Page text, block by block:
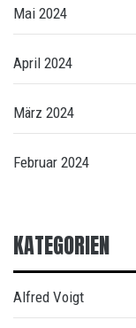
Mai 2024
April 2024
März 2024
Februar 2024
KATEGORIEN
Alfred Voigt